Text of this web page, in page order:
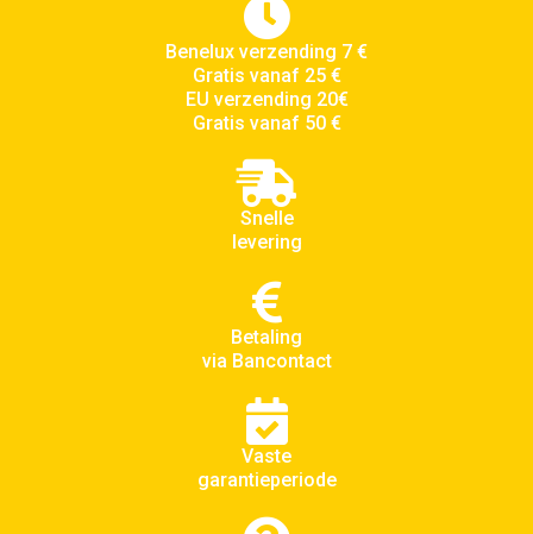
Benelux verzending 7 €
Gratis vanaf 25 €
EU verzending 20€
Gratis vanaf 50 €
Snelle
levering
Betaling
via Bancontact
Vaste
garantieperiode